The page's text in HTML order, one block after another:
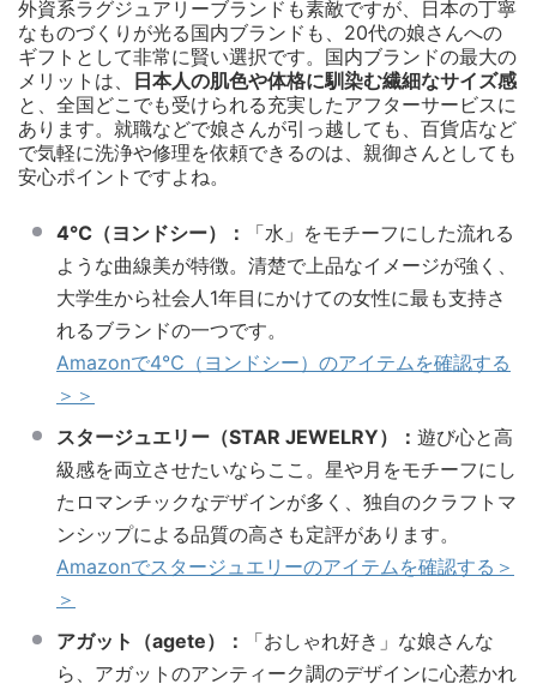
外資系ラグジュアリーブランドも素敵ですが、日本の丁寧
なものづくりが光る国内ブランドも、20代の娘さんへの
ギフトとして非常に賢い選択です。国内ブランドの最大の
メリットは、 日本人の肌色や体格に馴染む繊細なサイズ感
と、全国どこでも受けられる充実したアフターサービスに
あります。就職などで娘さんが引っ越しても、百貨店など
で気軽に洗浄や修理を依頼できるのは、親御さんとしても
安心ポイントですよね。
4℃（ヨンドシー）：
「水」をモチーフにした流れる
ような曲線美が特徴。清楚で上品なイメージが強く、
大学生から社会人1年目にかけての女性に最も支持さ
れるブランドの一つです。
Amazonで4℃（ヨンドシー）のアイテムを確認する
＞＞
スタージュエリー（STAR JEWELRY）： 遊び心と高
級感を両立させたいならここ。星や月をモチーフにし
たロマンチックなデザインが多く、独自のクラフトマ
ンシップによる品質の高さも定評があります。
Amazonでスタージュエリーのアイテムを確認する＞
＞
アガット（agete）：
「おしゃれ好き」な娘さんな
ら、アガットのアンティーク調のデザインに心惹かれ